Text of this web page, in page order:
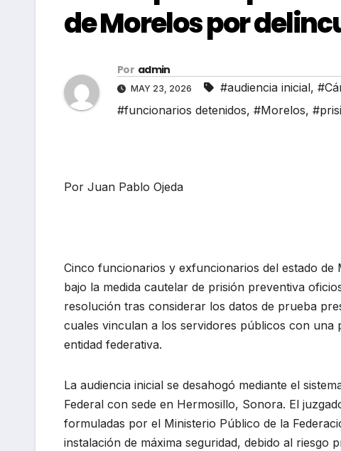
de Morelos por
Por admin
MAY 23, 2026 #audiencia inicial,
#funcionarios detenidos, #Morelos,
Por Juan Pablo Ojeda
Cinco funcionarios y exfuncionarios del estado
bajo la medida cautelar de prisión preventiva
resolución tras considerar los datos de prueba
cuales vinculan a los servidores públicos con
entidad federativa.
La audiencia inicial se desahogó mediante el
Federal con sede en Hermosillo, Sonora. El
formuladas por el Ministerio Público de la
instalación de máxima seguridad, debido al riesgo